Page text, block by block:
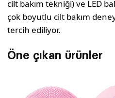
cilt bakım tekniği) ve LED
çok boyutlu cilt bakım
tercih ediliyor.
Öne çıkan ürünler